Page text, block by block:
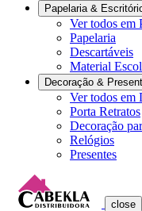
Papelaria &
Ver todos em
Papelaria
Descartáveis
Material
Decoração &
Ver todos em
Porta Retratos
Decoração
Relógios
Presentes
close